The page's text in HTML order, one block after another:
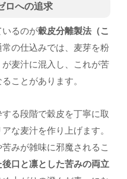
への追求
いるのが穀皮分離製法（こ
常の仕込みでは、麦芽を粉
麦汁に混入し、これが苦
ことがあります。
る段階で穀皮を丁寧に取
な麦汁を作り上げます。
みが雑味に邪魔されるこ
口と凛とした苦みの両立